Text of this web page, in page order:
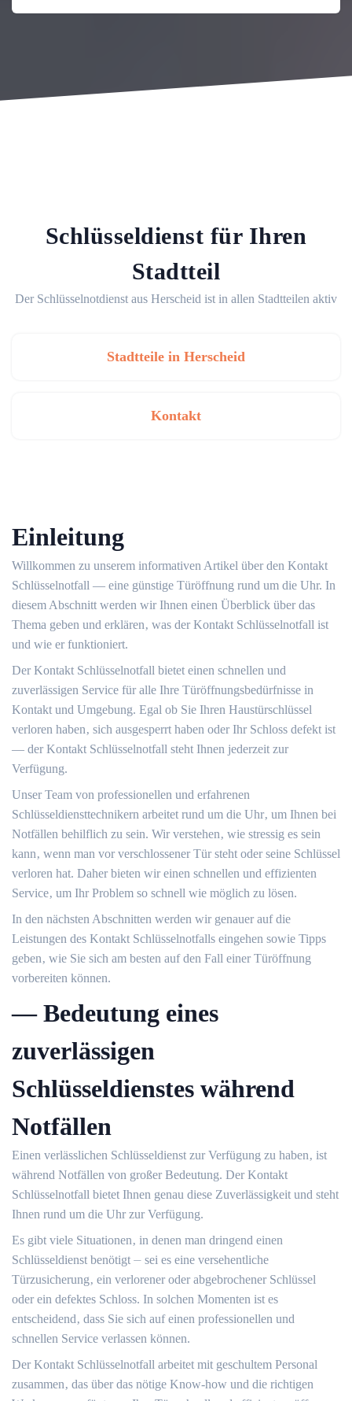
Schlüsseldienst für Ihren
Stadtteil
Der Schlüsselnotdienst aus Herscheid ist in allen Stadtteilen aktiv
Stadtteile in Herscheid
Kontakt
Einleitung
Willkommen zu unserem informativen Artikel über den Kontakt
Schlüsselnotfall ― eine günstige Türöffnung rund um die Uhr.​ In
diesem Abschnitt werden wir Ihnen einen Überblick über das
Thema geben und erklären‚ was der Kontakt Schlüsselnotfall ist
und wie er funktioniert.​
Der Kontakt Schlüsselnotfall bietet einen schnellen und
zuverlässigen Service für alle Ihre Türöffnungsbedürfnisse in
Kontakt und Umgebung.​ Egal ob Sie Ihren Haustürschlüssel
verloren haben‚ sich ausgesperrt haben oder Ihr Schloss defekt ist
― der Kontakt Schlüsselnotfall steht Ihnen jederzeit zur
Verfügung.​
Unser Team von professionellen und erfahrenen
Schlüsseldiensttechnikern arbeitet rund um die Uhr‚ um Ihnen bei
Notfällen behilflich zu sein. Wir verstehen‚ wie stressig es sein
kann‚ wenn man vor verschlossener Tür steht oder seine Schlüssel
verloren hat. Daher bieten wir einen schnellen und effizienten
Service‚ um Ihr Problem so schnell wie möglich zu lösen.​
In den nächsten Abschnitten werden wir genauer auf die
Leistungen des Kontakt Schlüsselnotfalls eingehen sowie Tipps
geben‚ wie Sie sich am besten auf den Fall einer Türöffnung
vorbereiten können.​
― Bedeutung eines
zuverlässigen
Schlüsseldienstes während
Notfällen
Einen verlässlichen Schlüsseldienst zur Verfügung zu haben‚ ist
während Notfällen von großer Bedeutung.​ Der Kontakt
Schlüsselnotfall bietet Ihnen genau diese Zuverlässigkeit und steht
Ihnen rund um die Uhr zur Verfügung.​
Es gibt viele Situationen‚ in denen man dringend einen
Schlüsseldienst benötigt ⏤ sei es eine versehentliche
Türzusicherung‚ ein verlorener oder abgebrochener Schlüssel
oder ein defektes Schloss. In solchen Momenten ist es
entscheidend‚ dass Sie sich auf einen professionellen und
schnellen Service verlassen können.​
Der Kontakt Schlüsselnotfall arbeitet mit geschultem Personal
zusammen‚ das über das nötige Know-how und die richtigen